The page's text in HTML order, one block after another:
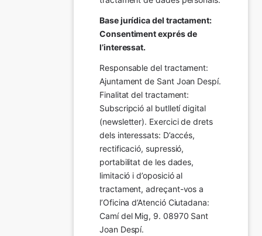
Base jurídica del tractament:
Consentiment exprés de
l’interessat.
Responsable del tractament:
Ajuntament de Sant Joan Despí.
Finalitat del tractament:
Subscripció al butlletí digital
(newsletter). Exercici de drets
dels interessats: D’accés,
rectificació, supressió,
portabilitat de les dades,
limitació i d’oposició al
tractament, adreçant-vos a
l’Oficina d’Atenció Ciutadana:
Camí del Mig, 9. 08970 Sant
Joan Despí.